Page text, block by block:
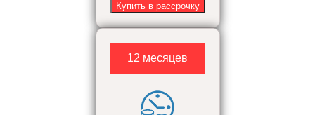
Купить в рассрочку
12 месяцев